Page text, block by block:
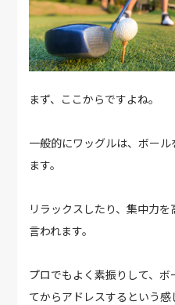
まず、ここからですよね。
一般的にワッグルは、ボー
ます。
リラックスしたり、集中力
言われます。
プロでもよく素振りして、
てからアドレスするという